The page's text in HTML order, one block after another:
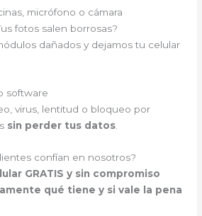
micrófono o cámara
fotos salen borrosas?
dañados y dejamos tu celular
software
virus, lentitud o bloqueo por
sin perder tus datos
confían en nosotros?
GRATIS y sin compromiso
qué tiene y si vale la pena